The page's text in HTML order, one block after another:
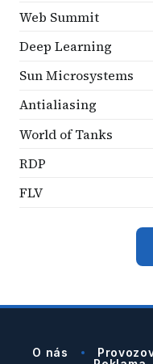
Web Summit
Deep Learning
Sun Microsystems
Antialiasing
World of Tanks
RDP
FLV
O nás